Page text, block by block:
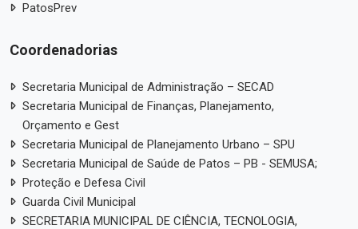
PatosPrev
Coordenadorias
Secretaria Municipal de Administração – SECAD
Secretaria Municipal de Finanças, Planejamento,
Orçamento e Gest
Secretaria Municipal de Planejamento Urbano – SPU
Secretaria Municipal de Saúde de Patos – PB - SEMUSA;
Proteção e Defesa Civil
Guarda Civil Municipal
SECRETARIA MUNICIPAL DE CIÊNCIA, TECNOLOGIA,